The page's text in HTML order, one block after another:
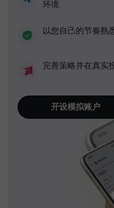
环境
以您自己的节奏熟
完善策略并在真实
开设模拟账户